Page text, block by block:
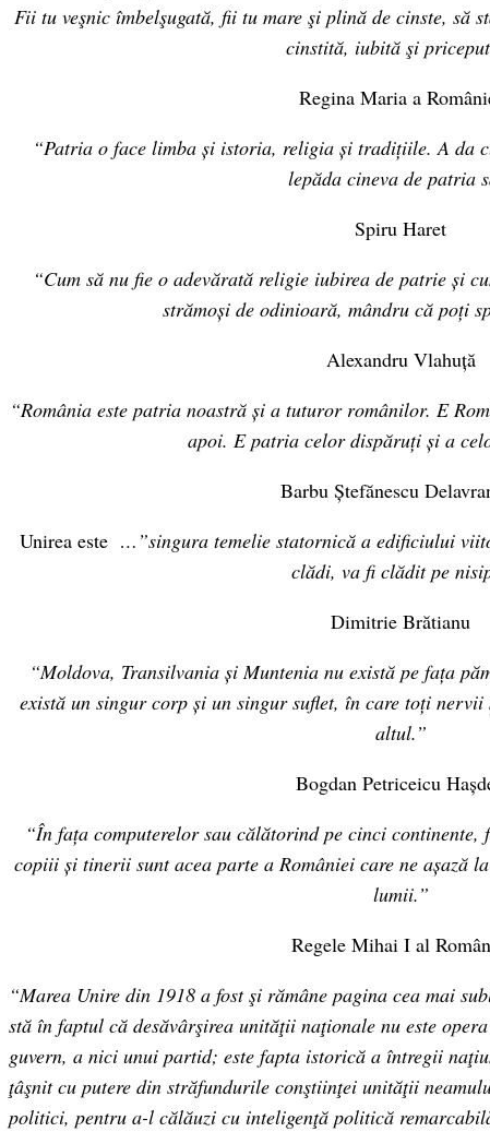
Fii tu veşnic îmbelşugată, fii tu mare şi plină de cinste, să
cinstită, iubită şi
Regina Maria a
“Patria o face limba și istoria, religia și tradițiile. A da
lepăda cineva de patria
Spiru Haret
“Cum să nu fie o adevărată religie iubirea de patrie și
strămoși de odinioară, mândru că poți
Alexandru Vlahuță
“România este patria noastră și a tuturor românilor. E
apoi. E patria celor dispăruți și a
Barbu Ștefănescu
Unirea este …”singura temelie statornică a edificiului
clădi, va fi clădit pe
Dimitrie Brătianu
“Moldova, Transilvania și Muntenia nu există pe fața
există un singur corp și un singur suflet, în care toți nervii
altul.”
Bogdan Petriceicu
“În fața computerelor sau călătorind pe cinci
copiii și tinerii sunt acea parte a României care ne așază
lumii.”
Regele Mihai I al
“Marea Unire din 1918 a fost şi rămâne pagina cea mai
stă în faptul că desăvârşirea unităţii naţionale nu este
guvern, a nici unui partid; este fapta istorică a întregii
ţâşnit cu putere din străfundurile conştiinţei unităţii
politici, pentru a-l călăuzi cu inteligenţă politică